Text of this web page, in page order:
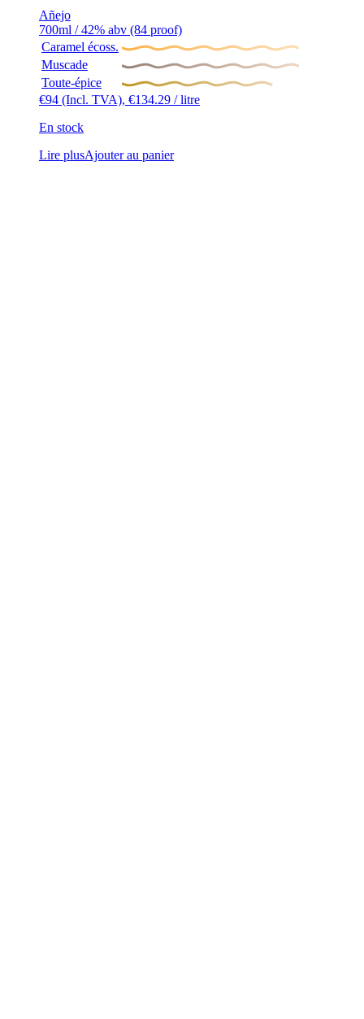
Añejo
700ml / 42% abv (84 proof)
Caramel écoss.
Muscade
Toute-épice
€94 (Incl. TVA), €134.29 / litre
En stock
Lire plusAjouter au panier